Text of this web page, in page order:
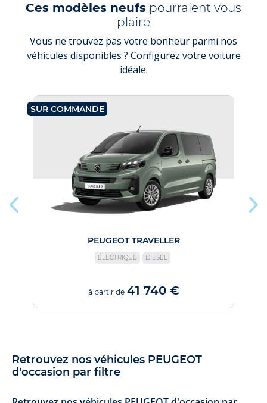
Ces modèles neufs pourraient vous
plaire
Vous ne trouvez pas votre bonheur parmi nos
véhicules disponibles ? Configurez votre voiture
idéale.
SUR COMMANDE
PEUGEOT TRAVELLER
ÉLECTRIQUE DIESEL
à partir de 41 740 €
Retrouvez nos véhicules PEUGEOT
d'occasion par filtre